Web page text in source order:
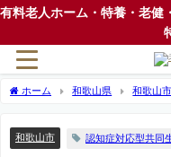
有料老人ホーム・特養・老健
ホーム 和歌山県 和歌山市
和歌山市 認知症対応型共同